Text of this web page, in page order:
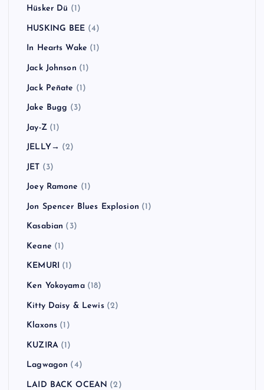
Hüsker Dü (1)
HUSKING BEE (4)
In Hearts Wake (1)
Jack Johnson (1)
Jack Peñate (1)
Jake Bugg (3)
Jay-Z(1)
JELLY→ (2)
JET (3)
Joey Ramone (1)
Jon Spencer Blues Explosion (1)
Kasabian (3)
Keane (1)
KEMURI (1)
Ken Yokoyama(18)
Kitty Daisy & Lewis(2)
Klaxons (1)
KUZIRA(1)
Lagwagon (4)
LAID BACK OCEAN (2)